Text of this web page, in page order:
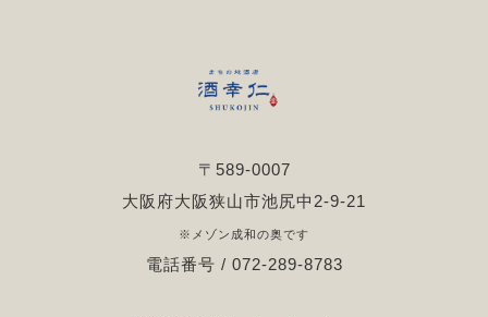
〒589-0007
大阪府大阪狭山市池尻中2-9-21
※メゾン成和の奥です
電話番号 / 072-289-8783